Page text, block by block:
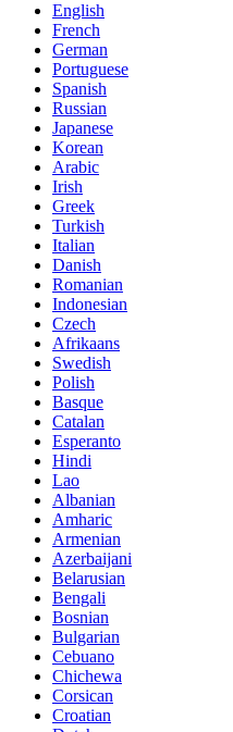
English
French
German
Portuguese
Spanish
Russian
Japanese
Korean
Arabic
Irish
Greek
Turkish
Italian
Danish
Romanian
Indonesian
Czech
Afrikaans
Swedish
Polish
Basque
Catalan
Esperanto
Hindi
Lao
Albanian
Amharic
Armenian
Azerbaijani
Belarusian
Bengali
Bosnian
Bulgarian
Cebuano
Chichewa
Corsican
Croatian